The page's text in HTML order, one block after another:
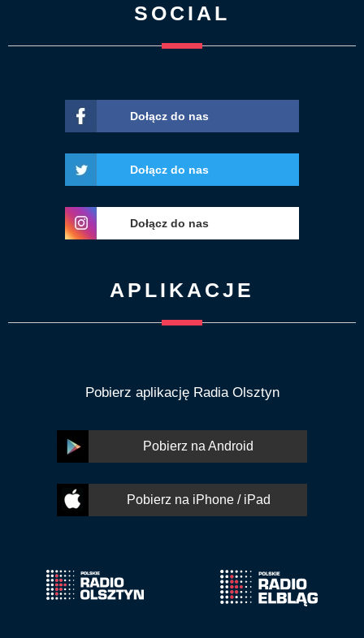
SOCIAL
Dołącz do nas
Dołącz do nas
Dołącz do nas
APLIKACJE
Pobierz aplikację Radia Olsztyn
Pobierz na Android
Pobierz na iPhone / iPad